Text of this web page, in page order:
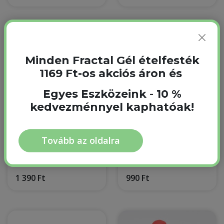
Sziluett Tortadísz -
Gratulálunk 1 db
1 390 Ft
Sziluett Tortadísz
Keresztelői Lány 1db
990 Ft
Minden Fractal Gél ételfesték
1169 Ft-os akciós áron és
Egyes Eszközeink - 10 %
kedvezménnyel kaphatóak!
Tovább az oldalra